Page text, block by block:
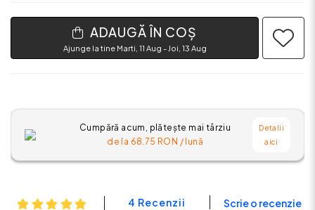
ADAUGĂ ÎN COȘ
Ajunge la tine Marti, 11 Aug - Joi, 13 Aug
Cumpără acum, plătește mai târziu
de la 68.75 RON / lună
Detalii
aici
4 Recenzii Scrie o recenzie